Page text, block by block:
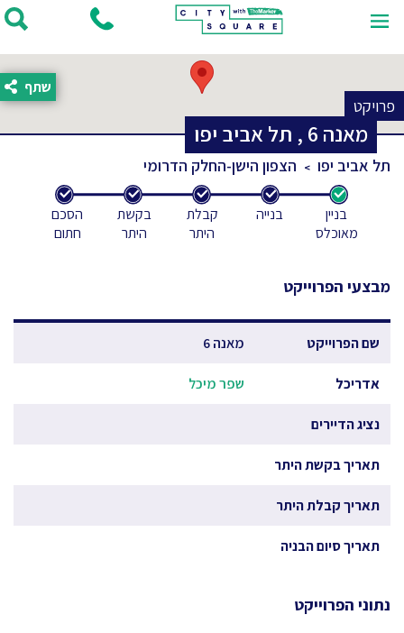
פרויקט
מאנה 6
, תל אביב יפו
שתף
תל אביב יפו הצפון הישן-החלק הדרומי
בניין
מאוכלס
בנייה
קבלת
היתר
בקשת
היתר
הסכם
חתום
מבצעי הפרוייקט
שם הפרוייקט מאנה 6
אדריכל שפר מיכל
נציג הדיירים
תאריך בקשת היתר
תאריך קבלת היתר
תאריך סיום הבניה
נתוני הפרוייקט